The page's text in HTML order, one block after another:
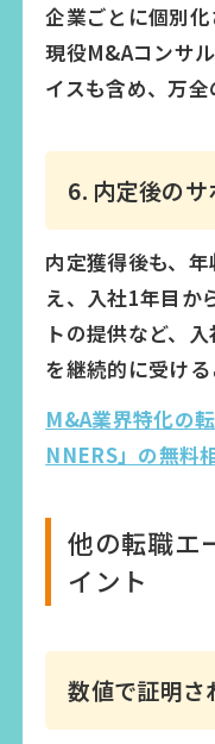
企業ごとに個別化
現役M&Aコンサ
イスも含め、万全
6. 内定後の
内定獲得後も、
え、入社1年目か
トの提供など、
を継続的に受ける
M&A業界特化の
NNERS」の無料
他の転職エ
イント
数値で証明さ